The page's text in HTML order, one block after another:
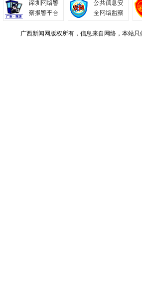
广西新闻网版权所有，信息来自网络，本站